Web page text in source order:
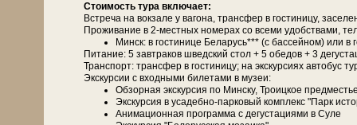
Сто­и­мость ту­ра вклю­ча­ет:
Встреча на вок­за­ле у ва­го­на, транс­фер в го­сти­ни­цу,
Про­жи­ва­ние в 2-местных но­ме­рах со все­ми удоб­ства­ми,
Минск: в го­сти­ни­це Бе­ла­русь*** (с бас­сей­ном) или
Питание: 5 зав­тра­ков швед­ский стол + 5 обе­дов + 3
Транс­порт: транс­фер в го­сти­ни­цу; на экс­кур­си­ях ав­то­бус
Экскурсии с вход­ны­ми би­ле­та­ми в му­зеи:
Об­зор­ная экскурсия по Мин­ску, Тро­иц­кое
Экс­кур­сия в усадебно-парковый ком­плекс "Парк
Анимационная про­грам­ма с де­гу­ста­ци­я­ми в Су­ле